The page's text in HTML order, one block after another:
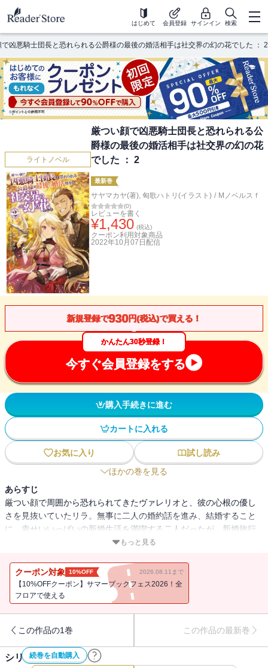
はじめて 会員登録 サインイン 検索
凶悪騎士団長と恐れられる公爵様の最後の婚活相手は社交界の幻の花でした ： 2
ライトノベル
厳つい顔で凶悪騎士団長と恐れられる公
爵様の最後の婚活相手は社交界の幻の花
でした ： 2
最新巻
サヤマカヤ(著), 匈歌ハトリ(イラスト) / Mノベルスｆ
(0)
レビューを書く
¥1,430 (税込)
クーポン利用対象商品
2022年10月07日 配信
新規登録で930円(税込)で買える！
かんたん30秒登録！
今すぐ会員登録をする
購入手続きに進む
カートに入れる
お気に入り
試し読み
ほかの巻を見る
あらすじ
厳つい顔で周囲から恐れられてきたヴァレリオと、彼の心根の優し
さを見抜いていたリラ。無事に二人の婚約話を進み、結婚すること
に。幸せいいっぱいの新婚生活を満喫する二人だったが、新婚旅行
として訪れた先で、リラの婚約者と名乗る男が現れて――。
もっと見る
クーポン対象 10%OFF 2026.08.11まで
【10%OFFクーポン】サマーブックフェス2026！全
フロアで使える
この作品の1巻 この作品の最新巻
続巻を自動購入
シリーズ作品(2件)